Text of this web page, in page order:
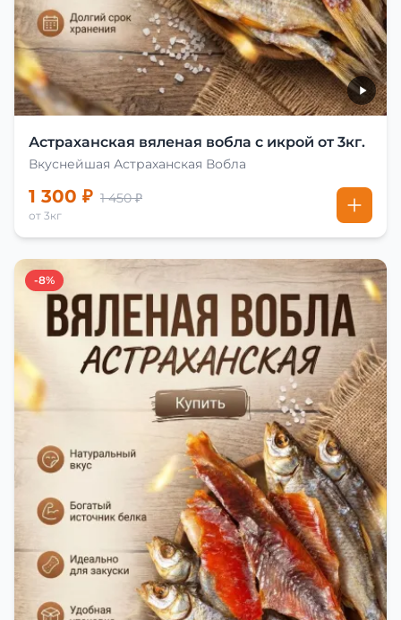
Астраханская вяленая вобла с икрой от 3кг.
Вкуснейшая Астраханская Вобла
1 300 ₽ 1 450 ₽
от 3кг
-8%